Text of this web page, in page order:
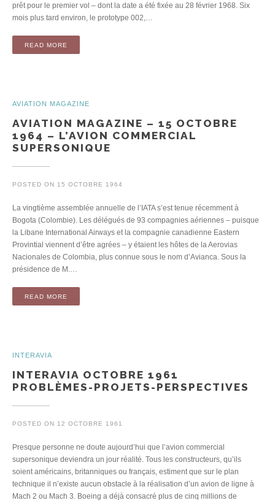
prêt pour le premier vol – dont la date a été fixée au 28 février 1968. Six
mois plus tard environ, le prototype 002,…
READ MORE
AVIATION MAGAZINE
AVIATION MAGAZINE – 15 OCTOBRE
1964 – L’AVION COMMERCIAL
SUPERSONIQUE
POSTED ON 15 OCTOBRE 1964
La vingtième assemblée annuelle de l’IATA s’est tenue récemment à
Bogota (Colombie). Les délégués de 93 compagnies aériennes – puisque
la Libane International Airways et la compagnie canadienne Eastern
Provintial viennent d’être agrées – y étaient les hôtes de la Aerovias
Nacionales de Colombia, plus connue sous le nom d’Avianca. Sous la
présidence de M.…
READ MORE
INTERAVIA
INTERAVIA OCTOBRE 1961
PROBLÈMES-PROJETS-PERSPECTIVES
POSTED ON 12 OCTOBRE 1961
Presque personne ne doute aujourd’hui que l’avion commercial
supersonique deviendra un jour réalité. Tous les constructeurs, qu’ils
soient américains, britanniques ou français, estiment que sur le plan
technique il n’existe aucun obstacle à la réalisation d’un avion de ligne à
Mach 2 ou Mach 3. Boeing a déjà consacré plus de cinq millions de